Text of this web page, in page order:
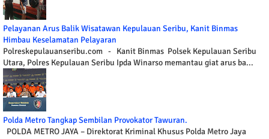
Pelayanan Arus Balik Wisatawan Kepulauan Seribu, Kanit Binmas
Himbau Keselamatan Pelayaran
Polreskepulauanseribu.com - Kanit Binmas Polsek Kepulauan Seribu
Utara, Polres Kepulauan Seribu Ipda Winarso memantau giat arus ba...
Polda Metro Tangkap Sembilan Provokator Tawuran.
POLDA METRO JAYA – Direktorat Kriminal Khusus Polda Metro Jaya